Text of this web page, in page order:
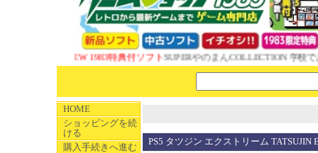
NEW 1983特典付ソフトSUPERやのまんCOLLECTION 学校であっ
HOME
ショッピングを続
ける
購入手続きへ進む
PS5 タツジン エクストリーム TATSUJIN